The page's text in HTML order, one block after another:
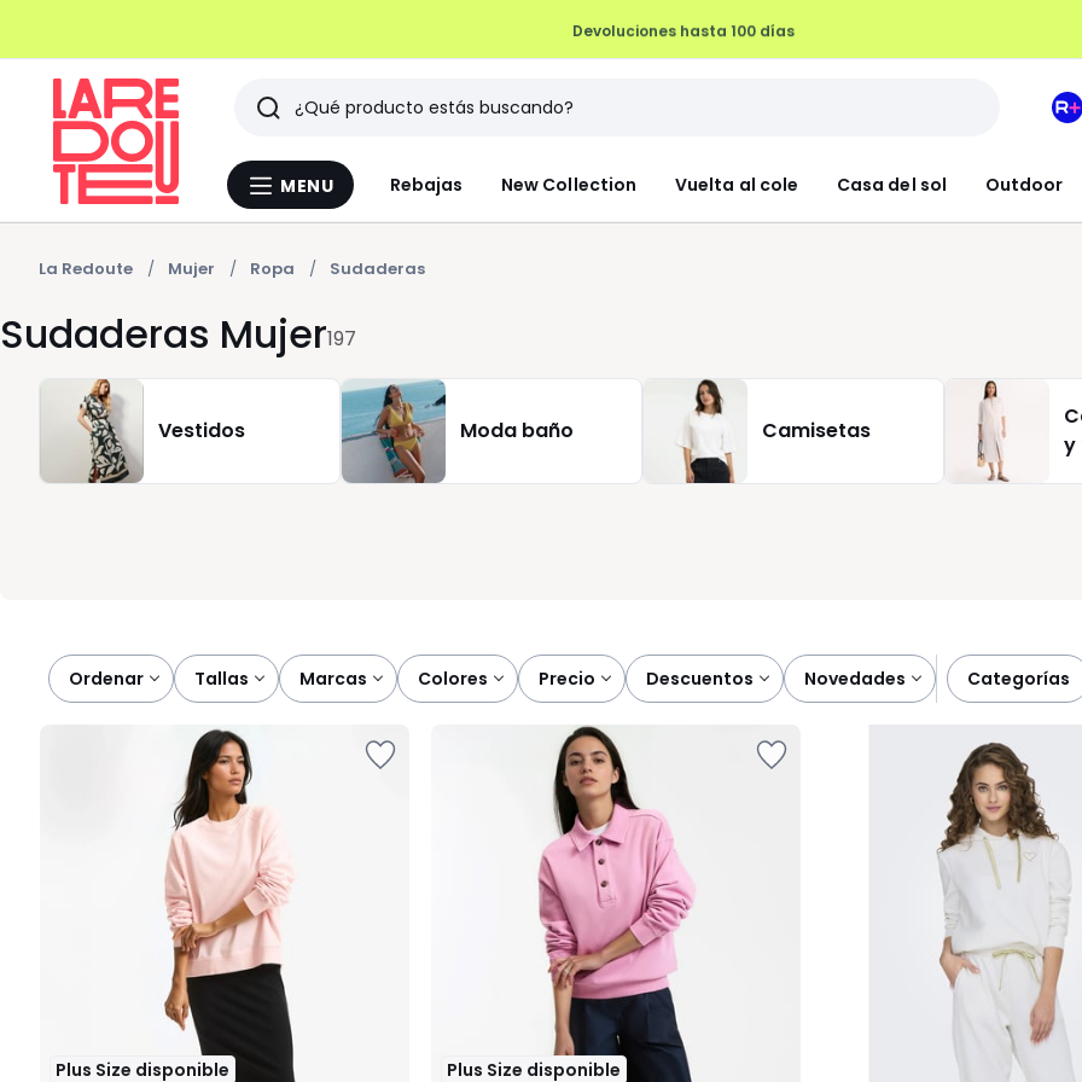
Devoluciones hasta 100 días
Menu
MENU Rebajas New Collection Vuelta al cole Casa del sol Outdoor
Buscar
Últimos
artículos
vistos
Mi
La Redoute Mujer Ropa Sudaderas
Sudaderas Mujer197
Vestidos Moda baño Camisetas
y
Ordenar
tallas marcas colores precio descuentos novedades categorías
Plus Size disponible Plus Size disponible